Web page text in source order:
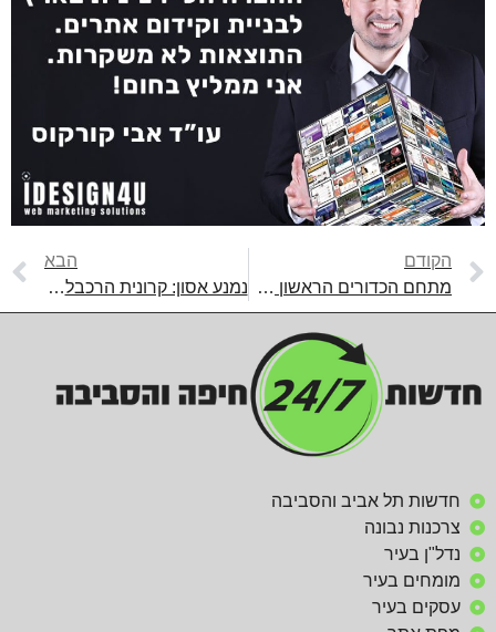
הקודם
מתחם הכדורים הראשון מסוגו בעולם הגיע לחיפה
הבא
נמנע אסון: קרונית הרכבלית נפגעה מזרוע משאבת בטון
חדשות תל אביב והסביבה
צרכנות נבונה
נדל"ן בעיר
מומחים בעיר
עסקים בעיר